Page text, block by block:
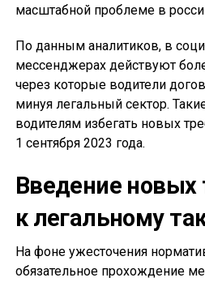
масштабной проблеме в
По данным аналитиков, в
мессенджерах действуют
через которые водители
минуя легальный сектор.
водителям избегать новых
1 сентября 2023 года.
Введение новых
к легальному
На фоне ужесточения
обязательное прохождение